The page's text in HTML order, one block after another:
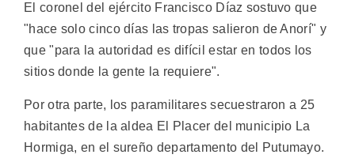
El coronel del ejército Francisco Díaz sostuvo que
"hace solo cinco días las tropas salieron de Anorí" y
que "para la autoridad es difícil estar en todos los
sitios donde la gente la requiere".
Por otra parte, los paramilitares secuestraron a 25
habitantes de la aldea El Placer del municipio La
Hormiga, en el sureño departamento del Putumayo.